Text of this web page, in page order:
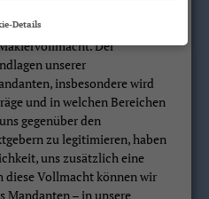
für unsere Dienstleistung ist
Der
unserer
insbesondere wird
und in welchen Bereichen
gegenüber den
zu legitimieren, haben
uns zusätzlich eine
Vollmacht können wir
Mandanten – in unsere
Details